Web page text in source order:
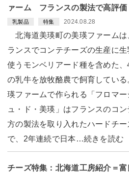
ァーム フランスの製法で高評価
乳製品 特集 2024.08.28
北海道美瑛町の美瑛ファームは
ランスでコンテチーズの生産に生
使うモンベリアード種を含めた、
の乳牛を放牧酪農で飼育している
瑛ファームで作られる「フロマー
ュ・ド・美瑛」はフランスのコン
方の製法を取り入れたハードチー
で、2年連続で日本…続きを読む
チーズ特集：北海道工房紹介＝富